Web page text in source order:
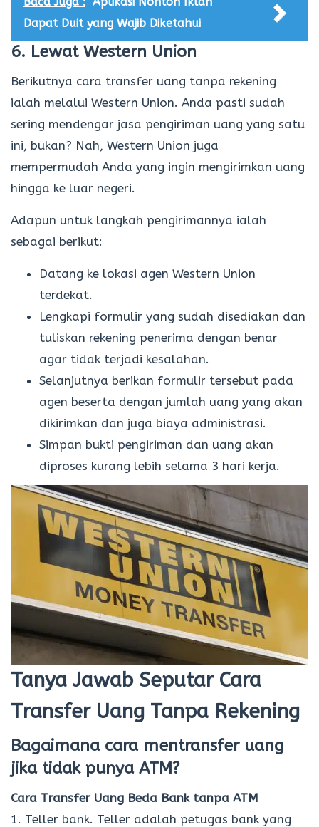
Dapat Duit yang Wajib Diketahui
6. Lewat Western Union
Berikutnya cara transfer uang tanpa rekening
ialah melalui Western Union. Anda pasti sudah
sering mendengar jasa pengiriman uang yang satu
ini, bukan? Nah, Western Union juga
mempermudah Anda yang ingin mengirimkan uang
hingga ke luar negeri.
Adapun untuk langkah pengirimannya ialah
sebagai berikut:
Datang ke lokasi agen Western Union
terdekat.
Lengkapi formulir yang sudah disediakan dan
tuliskan rekening penerima dengan benar
agar tidak terjadi kesalahan.
Selanjutnya berikan formulir tersebut pada
agen beserta dengan jumlah uang yang akan
dikirimkan dan juga biaya administrasi.
Simpan bukti pengiriman dan uang akan
diproses kurang lebih selama 3 hari kerja.
Tanya Jawab Seputar Cara
Transfer Uang Tanpa Rekening
Bagaimana cara mentransfer uang
jika tidak punya ATM?
Cara Transfer Uang Beda Bank tanpa ATM
1. Teller bank. Teller adalah petugas bank yang